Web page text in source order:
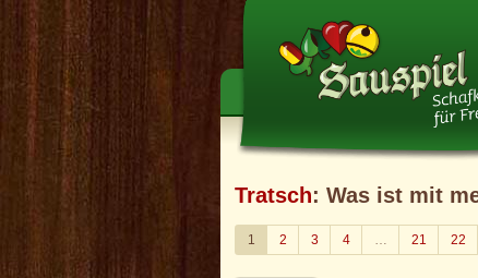
Tratsch: Was ist mit
1 2 3 4 … 21 22